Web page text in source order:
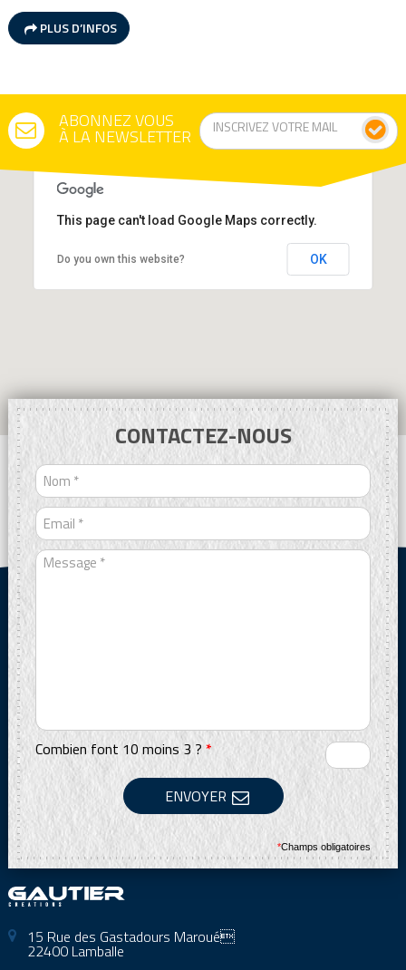
PLUS D’INFOS
ABONNEZ VOUS
À LA NEWSLETTER
This page can't load Google Maps correctly.
Do you own this website? OK
CONTACTEZ-NOUS
*Champs obligatoires
Combien font 10 moins 3 ? *
15 Rue des Gastadours Maroué
22400 Lamballe